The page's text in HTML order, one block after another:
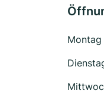
Montag